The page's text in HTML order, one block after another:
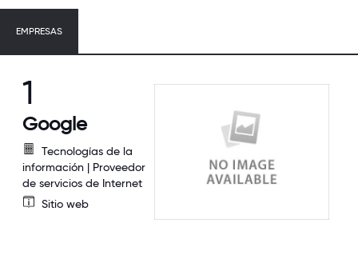
EMPRESAS
1
Google
Tecnologías de la
información | Proveedor
de servicios de Internet
Sitio web